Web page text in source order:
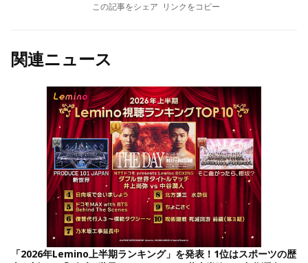
この記事をシェア リンクをコピー
関連ニュース
「2026年Lemino上半期ランキング」を発表！1位はスポーツの歴